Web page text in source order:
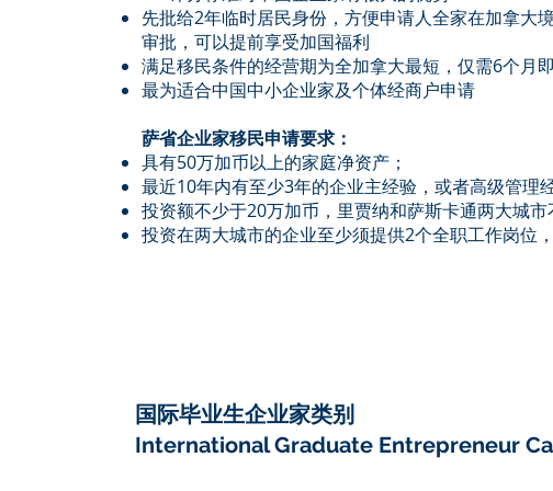
先批给2年临时居民身份，方便申请人全家在加拿大
审批，可以提前享受加国福利
满足移民条件的经营期为全加拿大最短，仅需6个月
最为适合中国中小企业家及个体经商户申请
萨省企业家移民申请要求：
具有50万加币以上的家庭净资产；
最近10年内有至少3年的企业主经验，或者高级管理
投资额不少于20万加币，里贾纳和萨斯卡通两大城市
投资在两大城市的企业至少须提供2个全职工作岗位
国际毕业生企业家类别
International Graduate Entrepreneur